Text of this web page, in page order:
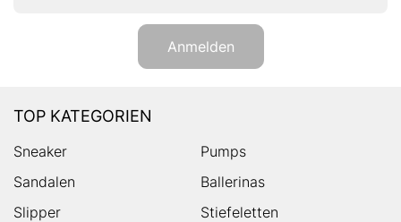
Anmelden
TOP KATEGORIEN
Sneaker
Pumps
Sandalen
Ballerinas
Slipper
Stiefeletten